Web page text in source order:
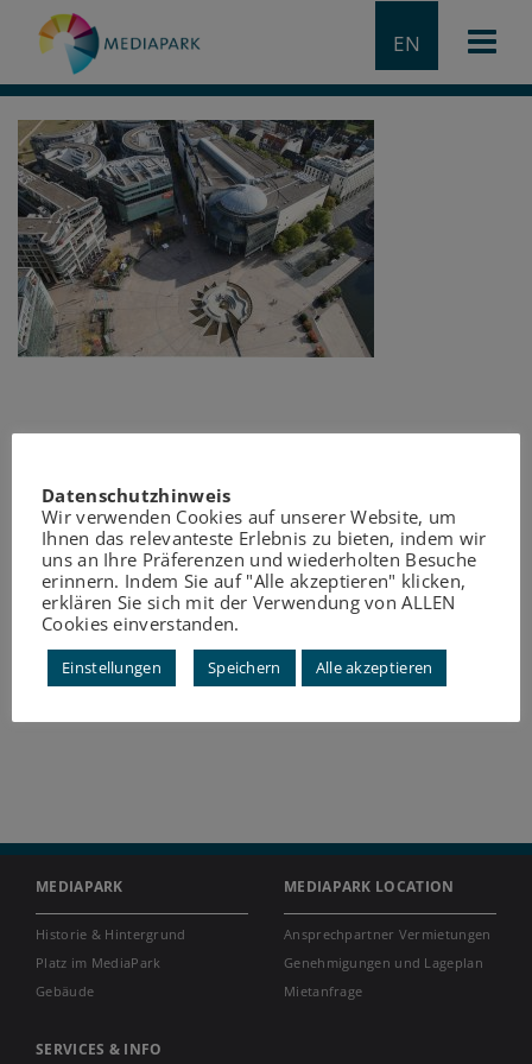
EN
MEDIAPARK
Historie & Hintergrund
Platz im MediaPark
Gebäude
MEDIAPARK LOCATION
Ansprechpartner Vermietungen
Genehmigungen und Lageplan
Mietanfrage
SERVICES & INFO
Datenschutzhinweis
Wir verwenden Cookies auf unserer Website, um
Ihnen das relevanteste Erlebnis zu bieten, indem wir
uns an Ihre Präferenzen und wiederholten Besuche
erinnern. Indem Sie auf "Alle akzeptieren" klicken,
erklären Sie sich mit der Verwendung von ALLEN
Cookies einverstanden.
Einstellungen Speichern Alle akzeptieren